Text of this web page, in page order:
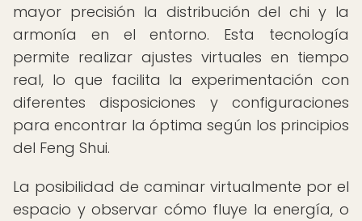
mayor precisión la distribución del chi y la
armonía en el entorno. Esta tecnología
permite realizar ajustes virtuales en tiempo
real, lo que facilita la experimentación con
diferentes disposiciones y configuraciones
para encontrar la óptima según los principios
del Feng Shui.
La posibilidad de caminar virtualmente por el
espacio y observar cómo fluye la energía, o